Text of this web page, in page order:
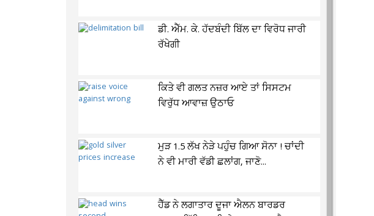
ਡੀ. ਐੱਮ. ਕੇ. ਹੱਦਬੰਦੀ ਬਿੱਲ ਦਾ ਵਿਰੋਧ ਜਾਰੀ
ਰੱਖੇਗੀ
ਕਿਤੇ ਵੀ ਗਲਤ ਨਜ਼ਰ ਆਏ ਤਾਂ ਸਿਸਟਮ
ਵਿਰੁੱਧ ਆਵਾਜ਼ ਉਠਾਓ
ਮੁੜ 1.5 ਲੱਖ ਨੇੜੇ ਪਹੁੰਚ ਗਿਆ ਸੋਨਾ ! ਚਾਂਦੀ
ਨੇ ਵੀ ਮਾਰੀ ਵੱਡੀ ਛਲਾਂਗ, ਜਾਣੋ...
ਹੈੱਡ ਨੇ ਲਗਾਤਾਰ ਦੂਜਾ ਐਲਨ ਬਾਰਡਰ